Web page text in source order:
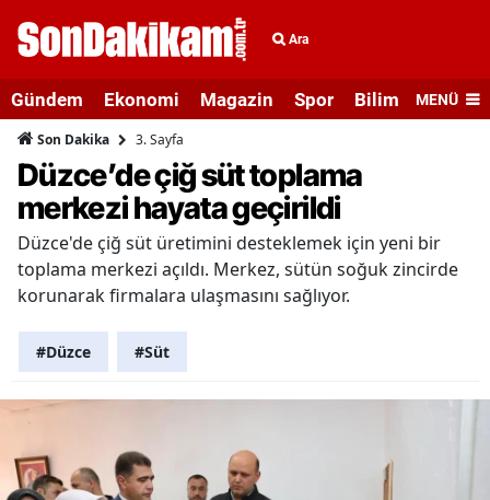
Ara
Gündem Ekonomi Magazin Spor Bilim veMENÜ
Son Dakika 3. Sayfa
Düzce’de çiğ süt toplama
merkezi hayata geçirildi
Düzce'de çiğ süt üretimini desteklemek için yeni bir
toplama merkezi açıldı. Merkez, sütün soğuk zincirde
korunarak firmalara ulaşmasını sağlıyor.
#Düzce #Süt